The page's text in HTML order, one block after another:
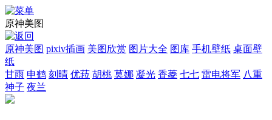
原神美图
原神美图 pixiv插画 美图欣赏 图片大全 图库 手机壁纸 桌面壁
纸
甘雨 申鹤 刻晴 优菈 胡桃 莫娜 凝光 香菱 七七 雷电将军 八重
神子 夜兰